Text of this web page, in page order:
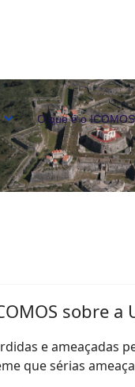
O que é o ICOMOS
sobre a
e
que sérias